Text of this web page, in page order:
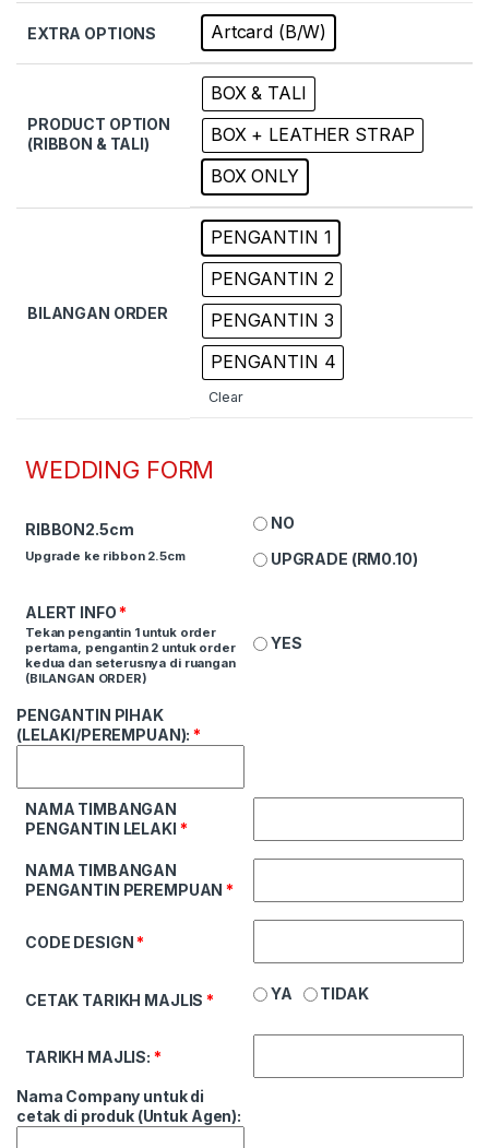
EXTRA OPTIONS Artcard (B/W)
PRODUCT OPTION
(RIBBON & TALI)
BOX & TALI
BOX + LEATHER STRAP
BOX ONLY
BILANGAN ORDER
PENGANTIN 1
PENGANTIN 2
PENGANTIN 3
PENGANTIN 4
Clear
WEDDING FORM
RIBBON2.5cm
Upgrade ke ribbon 2.5cm
NO
UPGRADE (RM0.10)
ALERT INFO*
Tekan pengantin 1 untuk order
pertama, pengantin 2 untuk order
kedua dan seterusnya di ruangan
(BILANGAN ORDER)
YES
PENGANTIN PIHAK
(LELAKI/PEREMPUAN):*
NAMA TIMBANGAN
PENGANTIN LELAKI *
NAMA TIMBANGAN
PENGANTIN PEREMPUAN*
CODE DESIGN*
CETAK TARIKH MAJLIS* YA TIDAK
TARIKH MAJLIS: *
Nama Company untuk di
cetak di produk (Untuk Agen):